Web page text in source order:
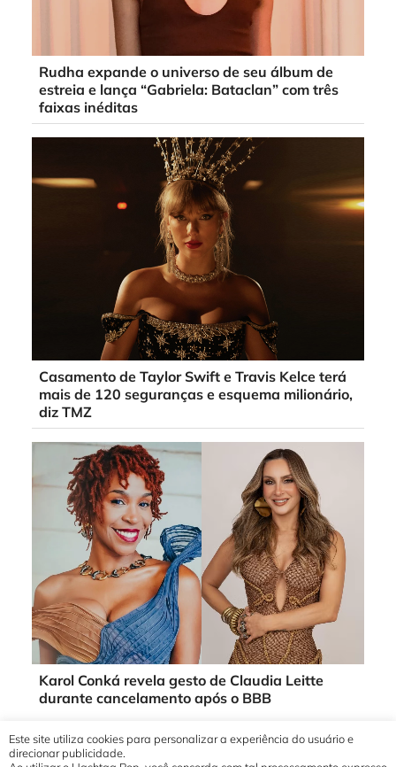
Rudha expande o universo de seu álbum de
estreia e lança “Gabriela: Bataclan” com três
faixas inéditas
Casamento de Taylor Swift e Travis Kelce terá
mais de 120 seguranças e esquema milionário,
diz TMZ
Karol Conká revela gesto de Claudia Leitte
durante cancelamento após o BBB
Este site utiliza cookies para personalizar a experiência do usuário e
direcionar publicidade.